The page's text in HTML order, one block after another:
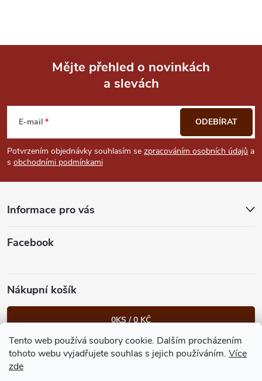
Tento web používá soubory cookie. Dalším procházením
tohoto webu vyjadřujete souhlas s jejich používáním. Více
zde
ý
u
p
a
Mějte přehled o novinkách
a slevách
E-mail
Potvrzením objednávky souhlasím se zpracováním osobních údajů a
s obchodními podmínkami
ODEBÍRAT
Informace pro vás
Facebook
Nákupní košík
0KS /0 KČ
Heureka.cz Facebook Instagram Bonvolo - přidej se taky